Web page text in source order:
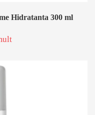
Hidratanta 300 ml